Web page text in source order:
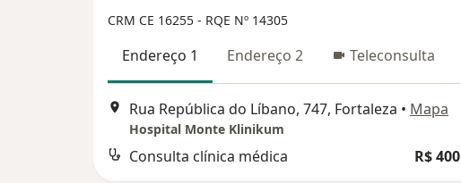
CRM CE 16255 - RQE Nº 14305
Endereço 1 Endereço 2 Teleconsulta
Rua República do Líbano, 747, Fortaleza • Mapa
Hospital Monte Klinikum
Consulta clínica médica R$ 400